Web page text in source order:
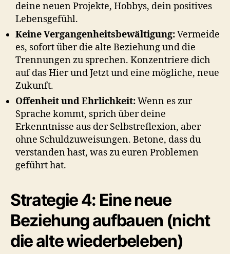
deine neuen Projekte, Hobbys, dein positives
Lebensgefühl.
Keine Vergangenheitsbewältigung:Vermeide
es, sofort über die alte Beziehung und die
Trennungen zu sprechen. Konzentriere dich
auf das Hier und Jetzt und eine mögliche, neue
Zukunft.
Offenheit und Ehrlichkeit:Wenn es zur
Sprache kommt, sprich über deine
Erkenntnisse aus der Selbstreflexion, aber
ohne Schuldzuweisungen. Betone, dass du
verstanden hast, was zu euren Problemen
geführt hat.
Strategie 4: Eine neue
Beziehung aufbauen (nicht
die alte wiederbeleben)